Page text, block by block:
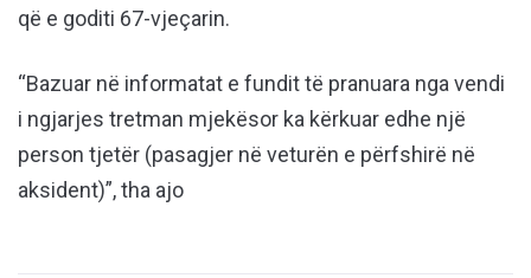
që e goditi 67-vjeçarin.
“Bazuar në informatat e fundit të pranuara nga vendi
i ngjarjes tretman mjekësor ka kërkuar edhe një
person tjetër (pasagjer në veturën e përfshirë në
aksident)”, tha ajo